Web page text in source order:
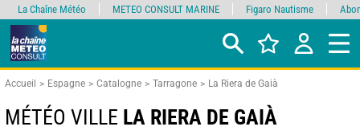
Accueil Espagne Catalogne Tarragone La Riera de Gaià
MÉTÉO VILLE LA RIERA DE GAIÀ
La Chaîne Météo METEO CONSULT MARINE Figaro Nautisme